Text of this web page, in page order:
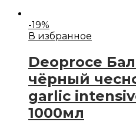
-19%
В избранное
Deoproce
чёрный
garlic
1000мл